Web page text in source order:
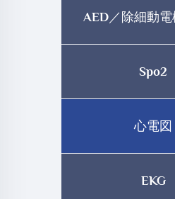
AED／除細動電
Spo2
心電図
EKG